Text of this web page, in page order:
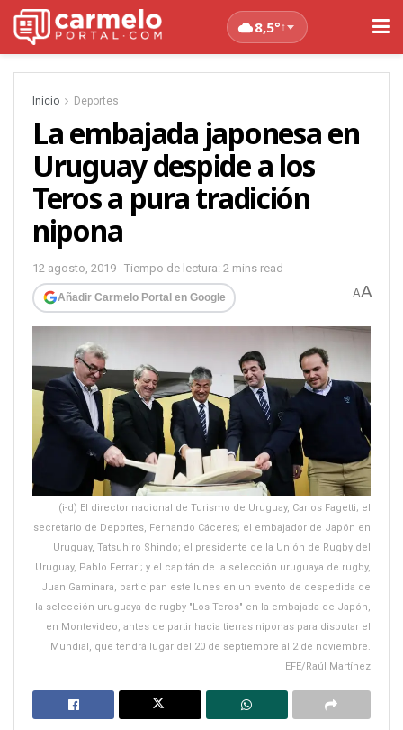
8,5°↑
Inicio Deportes
La embajada japonesa en
Uruguay despide a los
Teros a pura tradición
nipona
12 agosto, 2019 Tiempo de lectura: 2 mins read
Añadir Carmelo Portal en Google AA
(i-d) El director nacional de Turismo de Uruguay, Carlos Fagetti; el
secretario de Deportes, Fernando Cáceres; el embajador de Japón en
Uruguay, Tatsuhiro Shindo; el presidente de la Unión de Rugby del
Uruguay, Pablo Ferrari; y el capitán de la selección uruguaya de rugby,
Juan Gaminara, participan este lunes en un evento de despedida de
la selección uruguaya de rugby "Los Teros" en la embajada de Japón,
en Montevideo, antes de partir hacia tierras niponas para disputar el
Mundial, que tendrá lugar del 20 de septiembre al 2 de noviembre.
EFE/Raúl Martínez